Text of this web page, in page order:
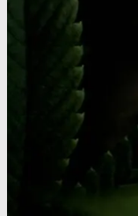
Headshop